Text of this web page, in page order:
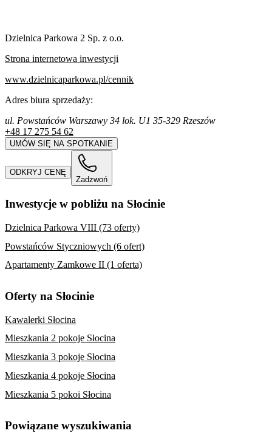
Dzielnica Parkowa 2 Sp. z o.o.
Strona internetowa inwestycji
www.dzielnicaparkowa.pl/cennik
Adres biura sprzedaży:
ul. Powstańców Warszawy 34 lok. U1 35-329 Rzeszów
+48 17 275 54 62
UMÓW SIĘ NA SPOTKANIE
ODKRYJ CENĘ
Zadzwoń
Inwestycje w pobliżu na Słocinie
Dzielnica Parkowa VIII (73 oferty)
Powstańców Styczniowych (6 ofert)
Apartamenty Zamkowe II (1 oferta)
Oferty na Słocinie
Kawalerki Słocina
Mieszkania 2 pokoje Słocina
Mieszkania 3 pokoje Słocina
Mieszkania 4 pokoje Słocina
Mieszkania 5 pokoi Słocina
Powiązane wyszukiwania